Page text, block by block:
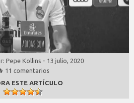
Pepe Kollins - 13 julio, 2020
11 comentarios
ESTE ARTÍCULO